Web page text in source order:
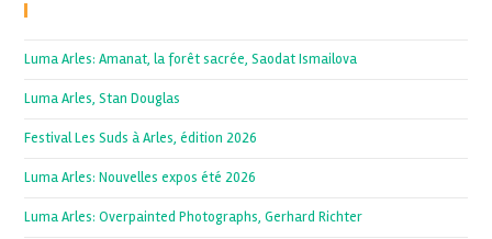
Luma Arles: Amanat, la forêt sacrée, Saodat Ismailova
Luma Arles, Stan Douglas
Festival Les Suds à Arles, édition 2026
Luma Arles: Nouvelles expos été 2026
Luma Arles: Overpainted Photographs, Gerhard Richter